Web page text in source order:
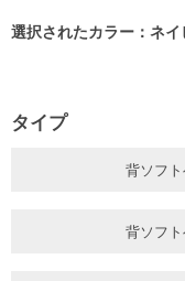
選択されたカラー：ネイ
タイプ
背ソフ
背ソフ